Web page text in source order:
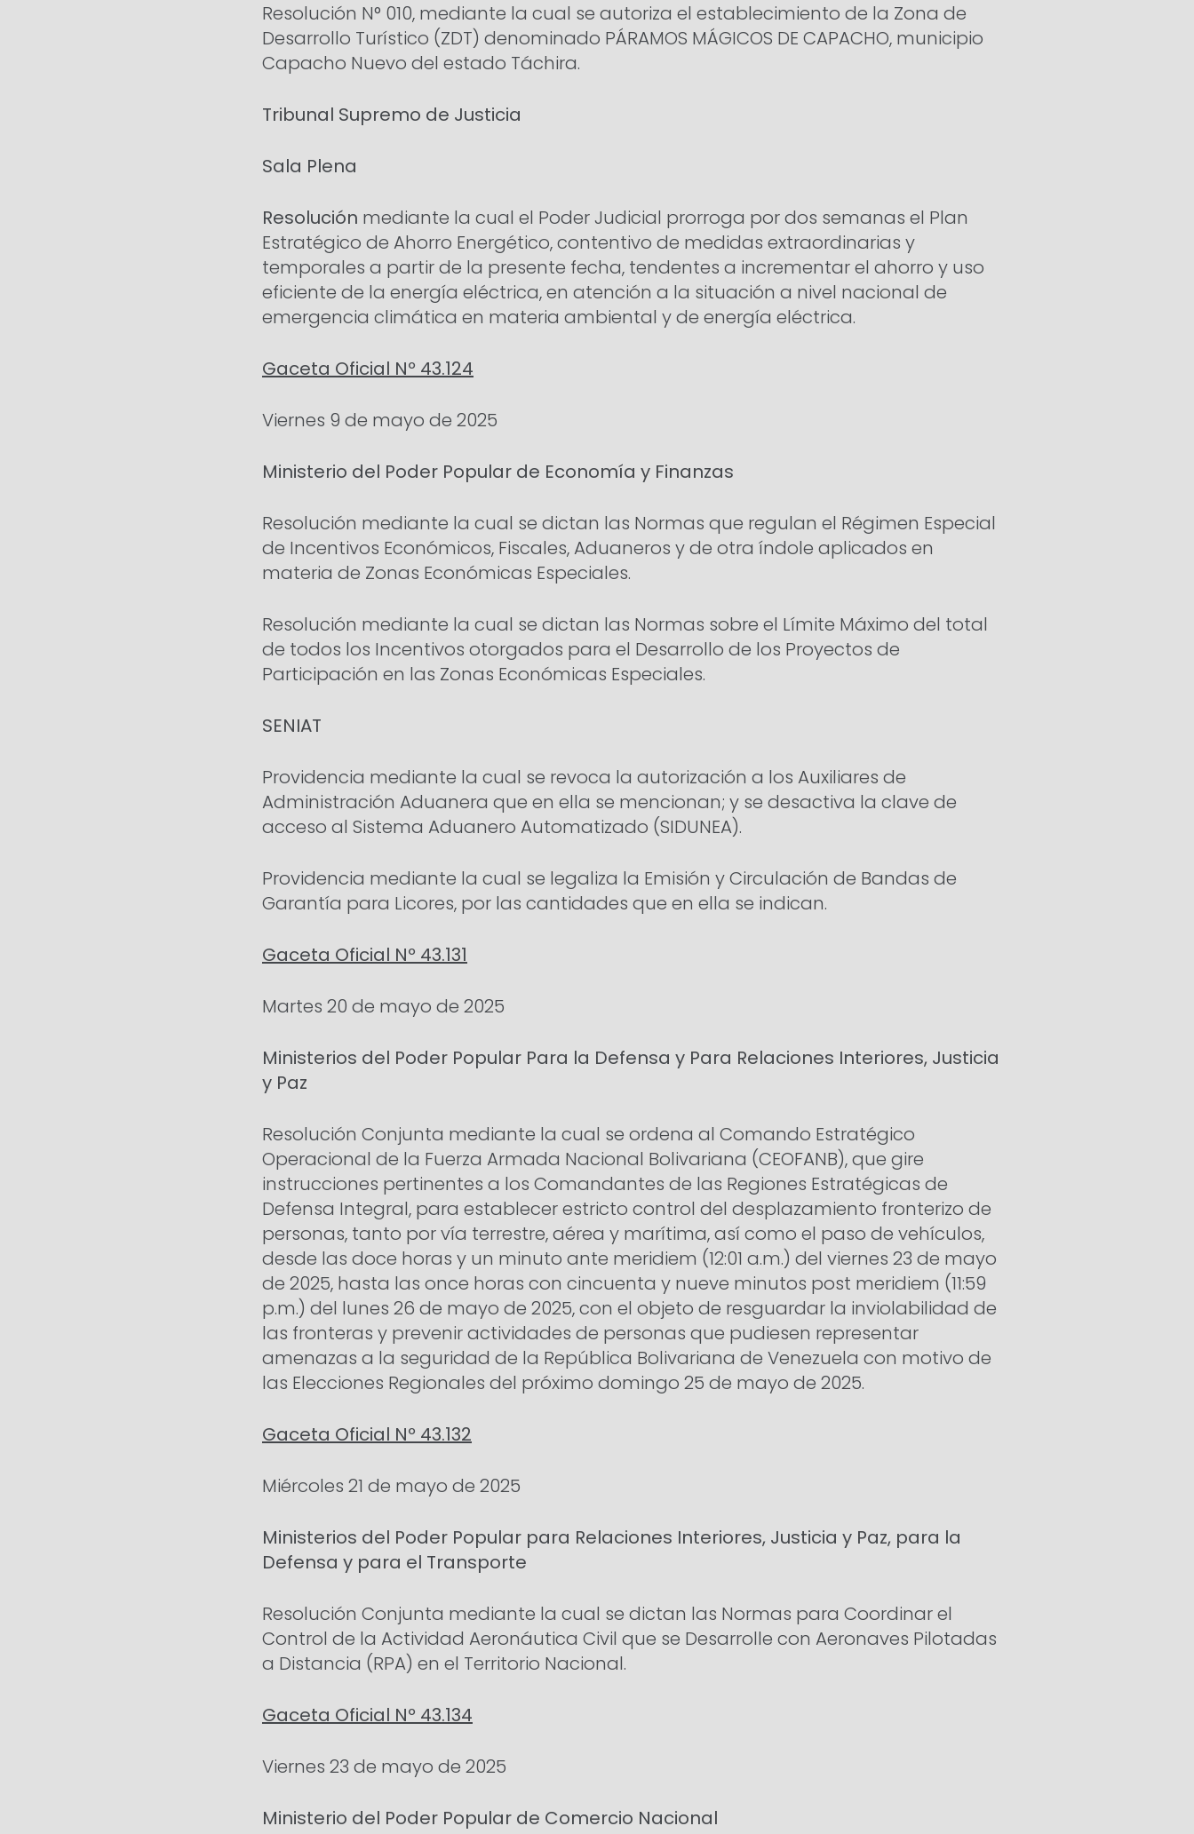
Resolución N° 010, mediante la cual se autoriza el establecimiento de la Zona de
Desarrollo Turístico (ZDT) denominado PÁRAMOS MÁGICOS DE CAPACHO, municipio
Capacho Nuevo del estado Táchira.
Tribunal Supremo de Justicia
Sala Plena
Resolución mediante la cual el Poder Judicial prorroga por dos semanas el Plan
Estratégico de Ahorro Energético, contentivo de medidas extraordinarias y
temporales a partir de la presente fecha, tendentes a incrementar el ahorro y uso
eficiente de la energía eléctrica, en atención a la situación a nivel nacional de
emergencia climática en materia ambiental y de energía eléctrica.
Gaceta Oficial Nº 43.124
Viernes 9 de mayo de 2025
Ministerio del Poder Popular de Economía y Finanzas
Resolución mediante la cual se dictan las Normas que regulan el Régimen Especial
de Incentivos Económicos, Fiscales, Aduaneros y de otra índole aplicados en
materia de Zonas Económicas Especiales.
Resolución mediante la cual se dictan las Normas sobre el Límite Máximo del total
de todos los Incentivos otorgados para el Desarrollo de los Proyectos de
Participación en las Zonas Económicas Especiales.
SENIAT
Providencia mediante la cual se revoca la autorización a los Auxiliares de
Administración Aduanera que en ella se mencionan; y se desactiva la clave de
acceso al Sistema Aduanero Automatizado (SIDUNEA).
Providencia mediante la cual se legaliza la Emisión y Circulación de Bandas de
Garantía para Licores, por las cantidades que en ella se indican.
Gaceta Oficial Nº 43.131
Martes 20 de mayo de 2025
Ministerios del Poder Popular Para la Defensa y Para Relaciones Interiores, Justicia
y Paz
Resolución Conjunta mediante la cual se ordena al Comando Estratégico
Operacional de la Fuerza Armada Nacional Bolivariana (CEOFANB), que gire
instrucciones pertinentes a los Comandantes de las Regiones Estratégicas de
Defensa Integral, para establecer estricto control del desplazamiento fronterizo de
personas, tanto por vía terrestre, aérea y marítima, así como el paso de vehículos,
desde las doce horas y un minuto ante meridiem (12:01 a.m.) del viernes 23 de mayo
de 2025, hasta las once horas con cincuenta y nueve minutos post meridiem (11:59
p.m.) del lunes 26 de mayo de 2025, con el objeto de resguardar la inviolabilidad de
las fronteras y prevenir actividades de personas que pudiesen representar
amenazas a la seguridad de la República Bolivariana de Venezuela con motivo de
las Elecciones Regionales del próximo domingo 25 de mayo de 2025.
Gaceta Oficial Nº 43.132
Miércoles 21 de mayo de 2025
Ministerios del Poder Popular para Relaciones Interiores, Justicia y Paz, para la
Defensa y para el Transporte
Resolución Conjunta mediante la cual se dictan las Normas para Coordinar el
Control de la Actividad Aeronáutica Civil que se Desarrolle con Aeronaves Pilotadas
a Distancia (RPA) en el Territorio Nacional.
Gaceta Oficial Nº 43.134
Viernes 23 de mayo de 2025
Ministerio del Poder Popular de Comercio Nacional